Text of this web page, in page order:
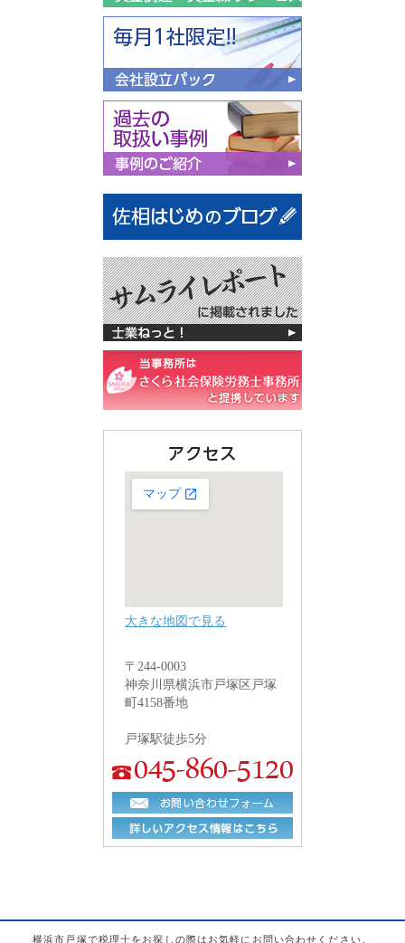
大きな地図で見る
〒244-0003
神奈川県横浜市戸塚区戸塚
町4158番地
戸塚駅徒歩5分
横浜市戸塚で税理士をお探しの際はお気軽にお問い合わせください。